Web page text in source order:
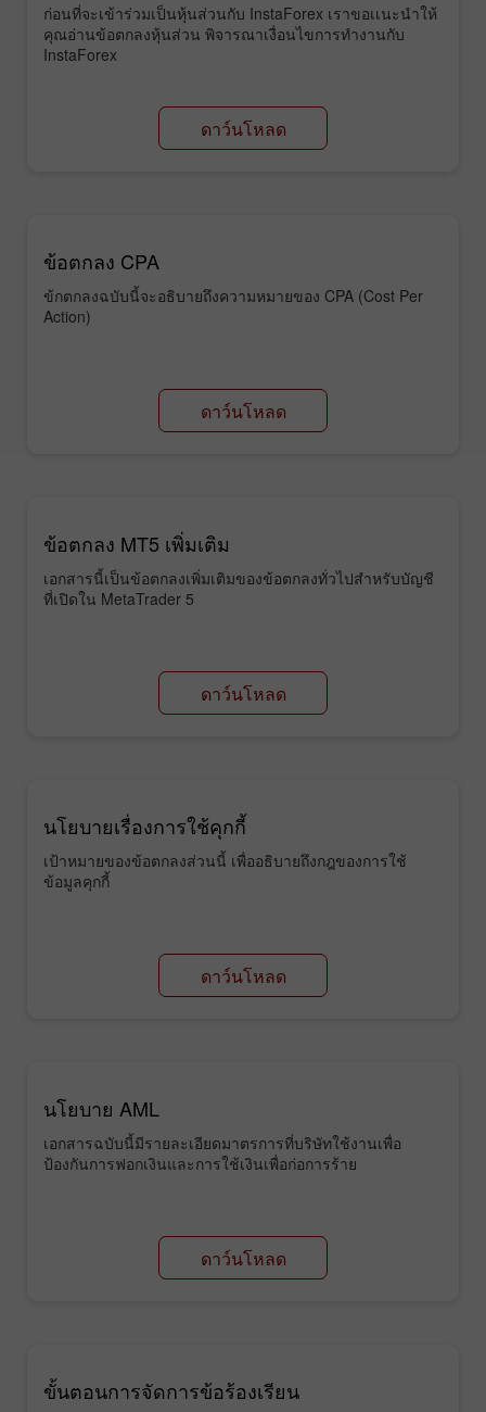
ก่อนที่จะเข้าร่วมเป็นหุ้นส่วนกับ InstaForex เราขอเเนะนำให้
คุณอ่านข้อตกลงหุ้นส่วน พิจารณาเงื่อนไขการทำงานกับ
InstaForex
ดาว์นโหลด
ข้อตกลง CPA
ข้กตกลงฉบับนี้จะอธิบายถึงความหมายของ CPA (Cost Per
Action)
ดาว์นโหลด
ข้อตกลง MT5 เพิ่มเติม
เอกสารนี้เป็นข้อตกลงเพิ่มเติมของข้อตกลงทั่วไปสำหรับบัญชี
ที่เปิดใน MetaTrader 5
ดาว์นโหลด
นโยบายเรื่องการใช้คุกกี้
เป้าหมายของข้อตกลงส่วนนี้ เพื่ออธิบายถึงกฎของการใช้
ข้อมูลคุกกี้
ดาว์นโหลด
นโยบาย AML
เอกสารฉบับนี้มีรายละเอียดมาตรการที่บริษัทใช้งานเพื่อ
ป้องกันการฟอกเงินและการใช้เงินเพื่อก่อการร้าย
ดาว์นโหลด
ขั้นตอนการจัดการข้อร้องเรียน